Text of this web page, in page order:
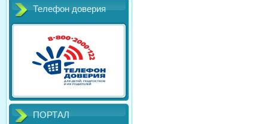
Телефон доверия
ПОРТАЛ